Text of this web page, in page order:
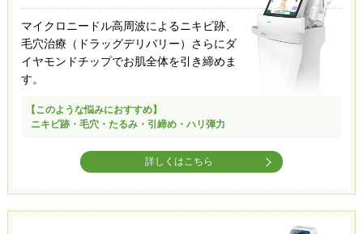
マイクロニードル高周波によるニキビ跡、
毛穴治療（ドラッグデリバリー）​さらにダ
イヤモンドチップでお肌全体を引き締めま
す。​
【このような悩みにおすすめ】
ニキビ跡・毛穴・たるみ・引締め・ハリ弾力
詳しくはこちら